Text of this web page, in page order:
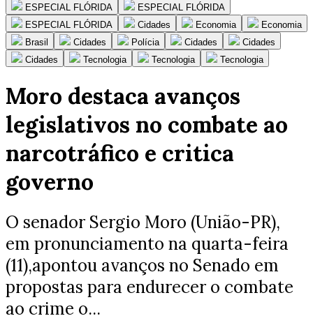
ESPECIAL FLÓRIDA
ESPECIAL FLÓRIDA
ESPECIAL FLÓRIDA
Cidades Economia
Economia
Brasil
Cidades Polícia Cidades
Cidades
Cidades
Tecnologia Tecnologia Tecnologia
Moro destaca avanços
legislativos no combate ao
narcotráfico e critica
governo
O senador Sergio Moro (União-PR),
em pronunciamento na quarta-feira
(11),apontou avanços no Senado em
propostas para endurecer o combate
ao crime o...